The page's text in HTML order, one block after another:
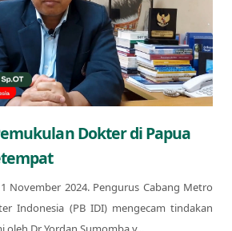
Dokter di Papua
November 2024. Pengurus Cabang Metro
Indonesia (PB IDI) mengecam tindakan